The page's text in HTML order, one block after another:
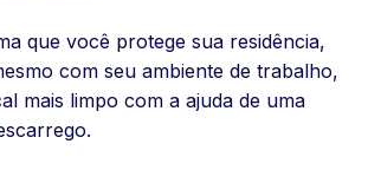
que você protege sua residência,
com seu ambiente de trabalho,
mais limpo com a ajuda de uma